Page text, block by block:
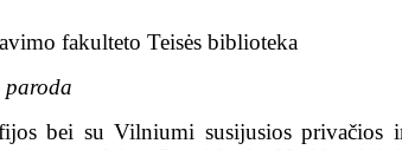
fakulteto Teisės biblioteka
paroda
bei su Vilniumi susijusios privačios